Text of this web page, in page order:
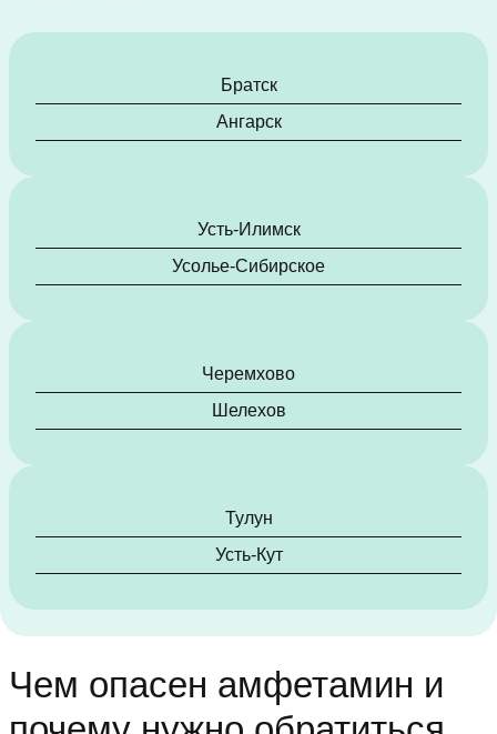
Братск
Ангарск
Усть-Илимск
Усолье-Сибирское
Черемхово
Шелехов
Тулун
Усть-Кут
Чем опасен амфетамин и